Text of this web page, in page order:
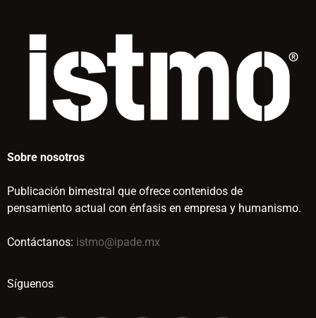
Sobre nosotros
Publicación bimestral que ofrece contenidos de
pensamiento actual con énfasis en empresa y humanismo.
Contáctanos: istmo@ipade.mx
Síguenos